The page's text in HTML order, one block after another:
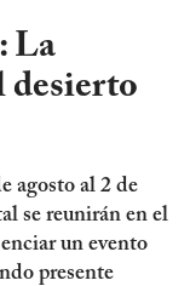
La
desierto
agosto al 2 de
se reunirán en el
un evento
presente